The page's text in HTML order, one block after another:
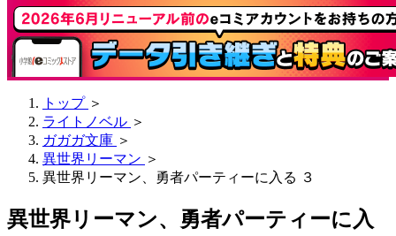
トップ ＞
ライトノベル ＞
ガガガ文庫 ＞
異世界リーマン ＞
異世界リーマン、勇者パーティーに入る ３
異世界リーマン、勇者パーティーに入